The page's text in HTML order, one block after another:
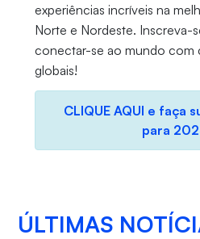
experiências incríveis na
Norte e Nordeste. Inscreva-
conectar-se ao mundo com
globais!
CLIQUE AQUI e faça
para
ÚLTIMAS